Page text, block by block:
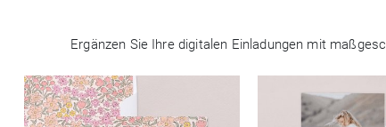
Ergänzen Sie Ihre digitalen Einladungen mit